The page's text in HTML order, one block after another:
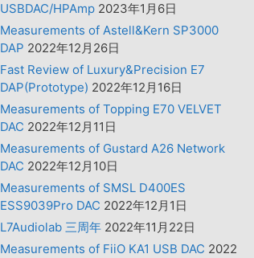
USBDAC/HPAmp 2023年1月6日
Measurements of Astell&Kern SP3000
DAP 2022年12月26日
Fast Review of Luxury&Precision E7
DAP(Prototype) 2022年12月16日
Measurements of Topping E70 VELVET
DAC 2022年12月11日
Measurements of Gustard A26 Network
DAC 2022年12月10日
Measurements of SMSL D400ES
ESS9039Pro DAC 2022年12月1日
L7Audiolab 三周年 2022年11月22日
Measurements of FiiO KA1 USB DAC 2022